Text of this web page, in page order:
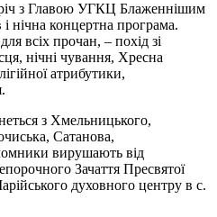
з Главою УГКЦ Блаженнішим
нічна концертна програма.
всіх прочан, – похід зі
нічні чування, Хресна
атрибутики,
з Хмельницького,
Сатанова,
вирушають від
Зачаття Пресвятої
духовного центру в с.